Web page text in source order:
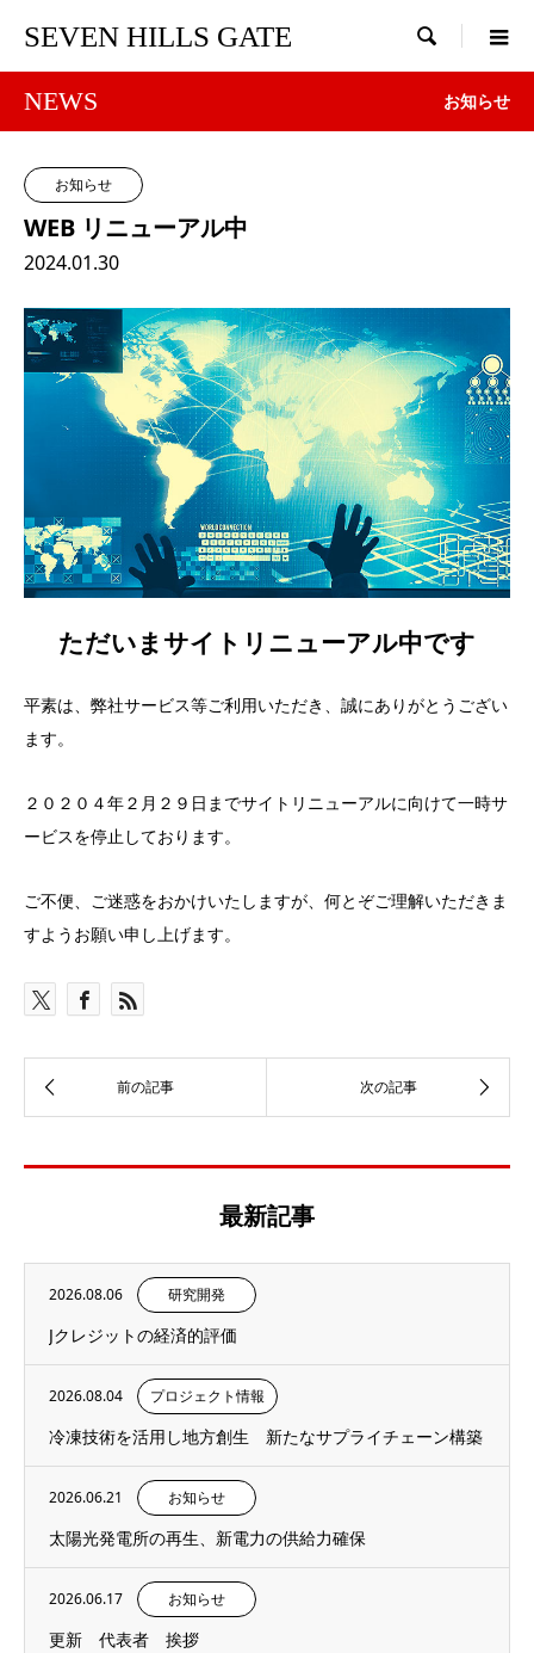
SEVEN HILLS GATE 
NEWS お知らせ
お知らせ
WEB リニューアル中
2024.01.30
ただいまサイトリニューアル中です
平素は、弊社サービス等ご利用いただき、誠にありがとうござい
ます。
２０２０４年２月２９日までサイトリニューアルに向けて一時サ
ービスを停止しております。
ご不便、ご迷惑をおかけいたしますが、何とぞご理解いただきま
すようお願い申し上げます。
最新記事
2026.08.06 研究開発
Jクレジットの経済的評価
2026.08.04 プロジェクト情報
冷凍技術を活用し地方創生 新たなサプライチェーン構築
2026.06.21 お知らせ
太陽光発電所の再生、新電力の供給力確保
2026.06.17 お知らせ
更新 代表者 挨拶